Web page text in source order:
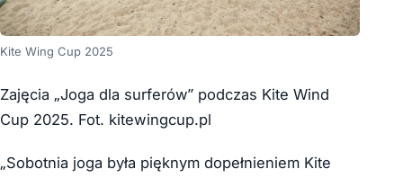
Kite Wing Cup 2025
Zajęcia „Joga dla surferów” podczas Kite Wind
Cup 2025. Fot. kitewingcup.pl
„Sobotnia joga była pięknym dopełnieniem Kite